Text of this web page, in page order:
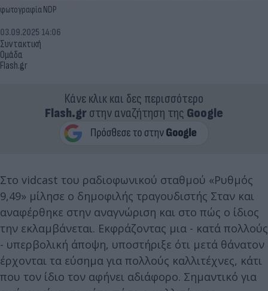
φωτογραφία NDP
Συντακτική
Ομάδα
Flash.gr
03.09.2025 14:06
Κάνε κλικ και δες περισσότερο
Flash.grστην αναζήτηση της Google
Στο vidcast του ραδιοφωνικού σταθμού «Ρυθμός
9,49» μίλησε ο δημοφιλής τραγουδιστής Σταν και
αναφέρθηκε στην αναγνώριση και στο πώς ο ίδιος
την εκλαμβάνεται. Εκφράζοντας μια - κατά πολλούς
- υπερβολική άποψη, υποστήριξε ότι μετά θάνατον
έρχονται τα εύσημα για πολλούς καλλιτέχνες, κάτι
που τον ίδιο τον αφήνει αδιάφορο. Σημαντικό για